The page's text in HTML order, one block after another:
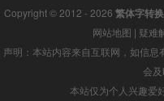
Copyright © 2012 - 2026 繁体字转
网站地图 | 疑难
声明：本站内容来自互联网，如信
会
本站仅为个人兴趣爱